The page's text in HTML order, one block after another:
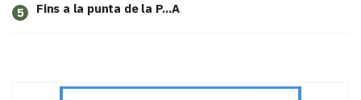
5 Fins a la punta de la P...A